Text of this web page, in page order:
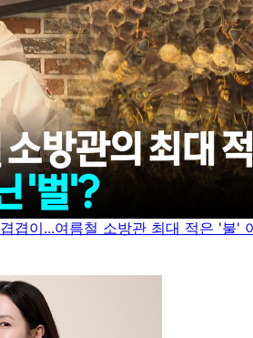
겹이...여름철 소방관 최대 적은 '불'